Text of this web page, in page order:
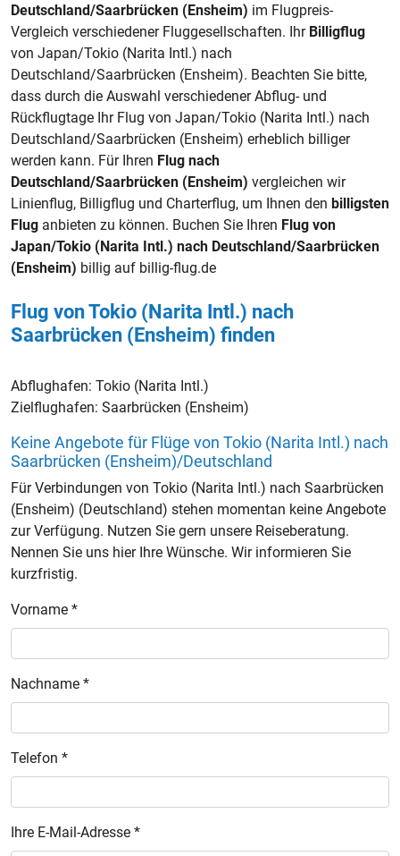
Deutschland/Saarbrücken (Ensheim) im Flugpreis-
Vergleich verschiedener Fluggesellschaften. Ihr Billigflug
von Japan/Tokio (Narita Intl.) nach
Deutschland/Saarbrücken (Ensheim). Beachten Sie bitte,
dass durch die Auswahl verschiedener Abflug- und
Rückflugtage Ihr Flug von Japan/Tokio (Narita Intl.) nach
Deutschland/Saarbrücken (Ensheim) erheblich billiger
werden kann. Für Ihren Flug nach
Deutschland/Saarbrücken (Ensheim) vergleichen wir
Linienflug, Billigflug und Charterflug, um Ihnen den billigsten
Flug anbieten zu können. Buchen Sie Ihren Flug von
Japan/Tokio (Narita Intl.) nach Deutschland/Saarbrücken
(Ensheim) billig auf billig-flug.de
Flug von Tokio (Narita Intl.) nach
Saarbrücken (Ensheim) finden
Abflughafen: Tokio (Narita Intl.)
Zielflughafen: Saarbrücken (Ensheim)
Keine Angebote für Flüge von Tokio (Narita Intl.) nach
Saarbrücken (Ensheim)/Deutschland
Für Verbindungen von Tokio (Narita Intl.) nach Saarbrücken
(Ensheim) (Deutschland) stehen momentan keine Angebote
zur Verfügung. Nutzen Sie gern unsere Reiseberatung.
Nennen Sie uns hier Ihre Wünsche. Wir informieren Sie
kurzfristig.
Vorname *
Nachname *
Telefon *
Ihre E-Mail-Adresse *